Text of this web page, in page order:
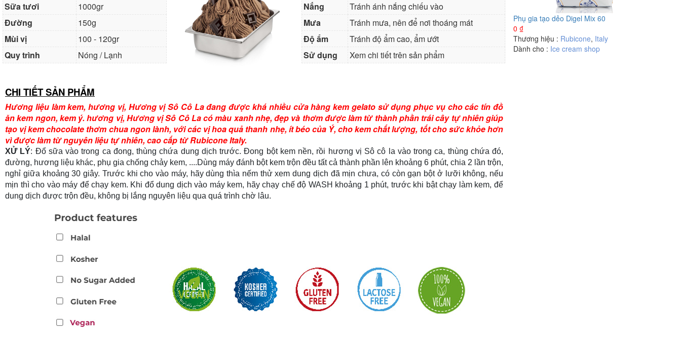
Sữa tươi
1000gr
Đường
150g
Mùi vị
100 - 120gr
Quy trình
Nóng / Lạnh
Nắng
Tránh ánh nắng chiếu vào
Mưa
Tránh mưa, nên để nơi thoáng mát
Độ ẩm
Tránh độ ẩm cao, ẩm ướt
Sử dụng
Xem chi tiết trên sản phẩm
CHI TIẾT SẢN PHẨM
Hương liệu làm kem, hương vị, Hương vị Sô Cô La đang được khá nhiều cửa hàng kem gelato sử dụng phục vụ cho các tín đồ
ăn kem ngon, kem ý. hương vị, Hương vị Sô Cô La có màu xanh nhẹ, đẹp và thơm được làm từ thành phần trái cây tự nhiên giúp
tạo vị kem chocolate thơm chua ngon lành, với các vị hoa quả thanh nhẹ, ít béo của Ý, cho kem chất lượng, tốt cho sức khỏe hơn
vì được làm từ nguyên liệu tự nhiên, cao cấp từ Rubicone Italy.
XỬ LÝ: Đổ sữa vào trong ca đong, thùng chứa dung dịch trước. Đong bột kem nền, rồi hương vị Sô cô la vào trong ca, thùng chứa đó,
đường, hương liệu khác, phụ gia chống chảy kem, ....Dùng máy đánh bột kem trộn đều tất cả thành phần lên khoảng 6 phút, chia 2 lần trộn,
nghỉ giữa khoảng 30 giây. Trước khi cho vào máy, hãy dùng thìa nếm thử xem dung dịch đã mịn chưa, có còn gạn bột ở lưỡi không, nếu
mịn thì cho vào máy để chạy kem. Khi đổ dung dịch vào máy kem, hãy chạy chế độ WASH khoảng 1 phút, trước khi bật chạy làm kem, để
dung dịch được trộn đều, không bị lắng nguyên liệu qua quá trình chờ lâu.
Phụ gia tạo dẻo Digel Mix 60
0 ₫
Thương hiệu : Rubicone, Italy
Dành cho : Ice cream shop